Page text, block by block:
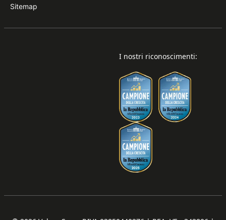
Sitemap
I nostri riconoscimenti: